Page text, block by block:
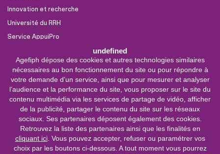
undefined
Agefiph dépose des cookies et autres technologies similaires
nécessaires au bon fonctionnement du site ou pour répondre à
votre demande d’un service, ainsi que pour mesurer et analyser
l’audience et la performance du site, vous proposer sur le site du
contenu multimédia via les services de partage de vidéo, afficher
de la publicité, partager le contenu du site sur les réseaux
sociaux. Ses partenaires déposent également des cookies.
Retrouvez la liste des partenaires ainsi que les finalités en
cliquant ici. Vous pouvez accepter, refuser ou paramétrer vos
choix par les boutons ci-dessous. A tout moment vous pourrez
Innovation et recherche
Université du RRH
Service AppuiPro
Nous suivre
Youtube
Linkedin
Facebook
Service &